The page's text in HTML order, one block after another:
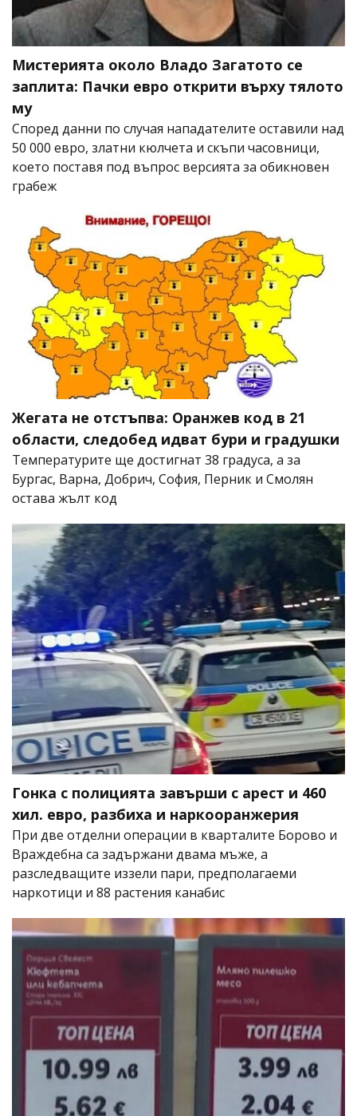
Мистерията около Владо Загатото се
заплита: Пачки евро открити върху тялото
му
Според данни по случая нападателите оставили над
50 000 евро, златни кюлчета и скъпи часовници,
което поставя под въпрос версията за обикновен
грабеж
Жегата не отстъпва: Оранжев код в 21
области, следобед идват бури и градушки
Температурите ще достигнат 38 градуса, а за
Бургас, Варна, Добрич, София, Перник и Смолян
остава жълт код
Гонка с полицията завърши с арест и 460
хил. евро, разбиха и наркооранжерия
При две отделни операции в кварталите Борово и
Враждебна са задържани двама мъже, а
разследващите иззели пари, предполагаеми
наркотици и 88 растения канабис